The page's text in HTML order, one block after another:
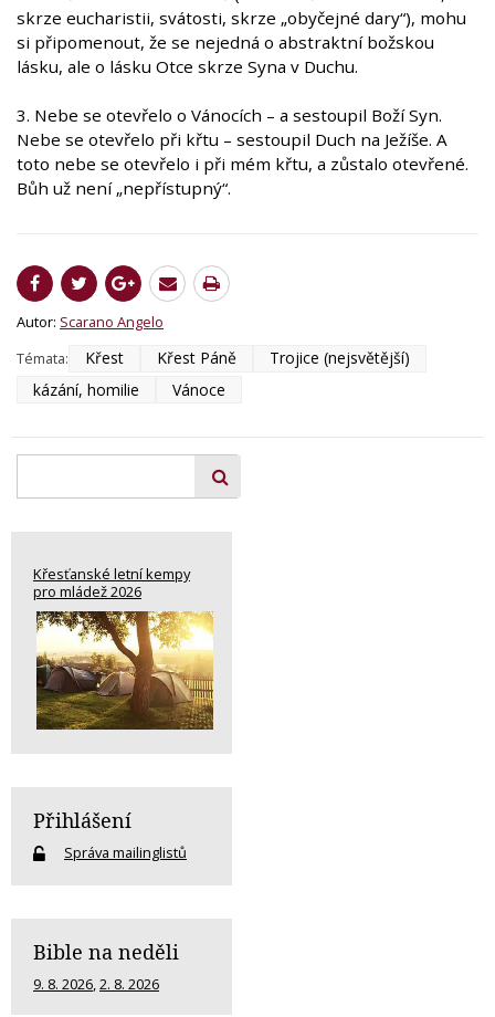
skrze eucharistii, svátosti, skrze „obyčejné dary“), mohu
si připomenout, že se nejedná o abstraktní božskou
lásku, ale o lásku Otce skrze Syna v Duchu.
3. Nebe se otevřelo o Vánocích – a sestoupil Boží Syn.
Nebe se otevřelo při křtu – sestoupil Duch na Ježíše. A
toto nebe se otevřelo i při mém křtu, a zůstalo otevřené.
Bůh už není „nepřístupný“.
Autor: Scarano Angelo
Témata:
Křest Křest Páně
Trojice (nejsvětější)
kázání, homilie
Vánoce
Křesťanské letní kempy
pro mládež 2026
Přihlášení
Správa mailinglistů
Bible na neděli
9. 8. 2026,2. 8. 2026